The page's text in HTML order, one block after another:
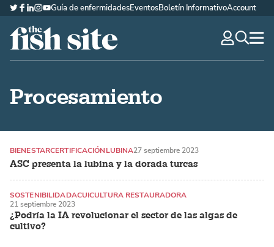
The Fish Site Española
Twitter
Facebook
LinkedIn
Instagram
YouTube
Guía de enfermidadesEventosBoletín InformativoAccount
Procesamiento
ASC presenta la lubina y la dorada turcas
BIENESTARCERTIFICACIÓNLUBINA27 septiembre 2023
¿Podría la IA revolucionar el sector de las algas de
cultivo?
SOSTENIBILIDADACUICULTURA RESTAURADORA
ALGAS MARINAS / MACROALGAS
21 septiembre 2023